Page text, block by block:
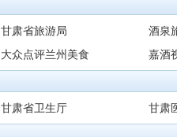
甘肃省旅游局
酒泉
大众点评兰州美食 嘉酒
甘肃省卫生厅 甘肃